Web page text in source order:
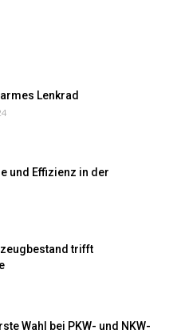
Lenkrad
und Effizienz in der
trifft
Wahl bei PKW- und NKW-